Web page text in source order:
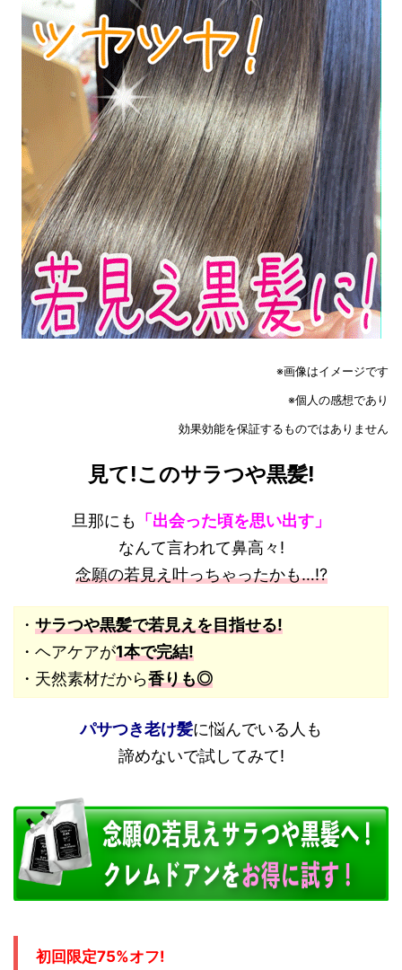
※画像はイメージです
※個人の感想であり
効果効能を保証するものではありません
見て!このサラつや黒髪!
旦那にも 「出会った頃を思い出す」
なんて言われて鼻高々!
念願の若見え叶っちゃったかも…!?
・ サラつや黒髪で若見えを目指せる!
・ヘアケアが1本で完結!
・天然素材だから香りも◎
パサつき老け髪に悩んでいる人も
諦めないで試してみて!
初回限定75%オフ!